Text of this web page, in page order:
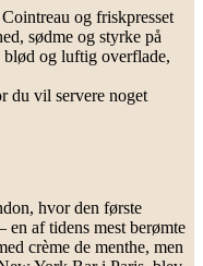
og friskpresset
sødme og styrke på
og luftig overflade,
du vil servere noget
hvor den første
af tidens mest berømte
crème de menthe, men